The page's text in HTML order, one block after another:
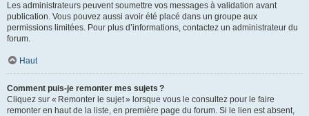
Les administrateurs peuvent soumettre vos messages à validation avant
publication. Vous pouvez aussi avoir été placé dans un groupe aux
permissions limitées. Pour plus d’informations, contactez un administrateur du
forum.
Haut
Comment puis-je remonter mes sujets ?
Cliquez sur « Remonter le sujet » lorsque vous le consultez pour le faire
remonter en haut de la liste, en première page du forum. Si le lien est absent,